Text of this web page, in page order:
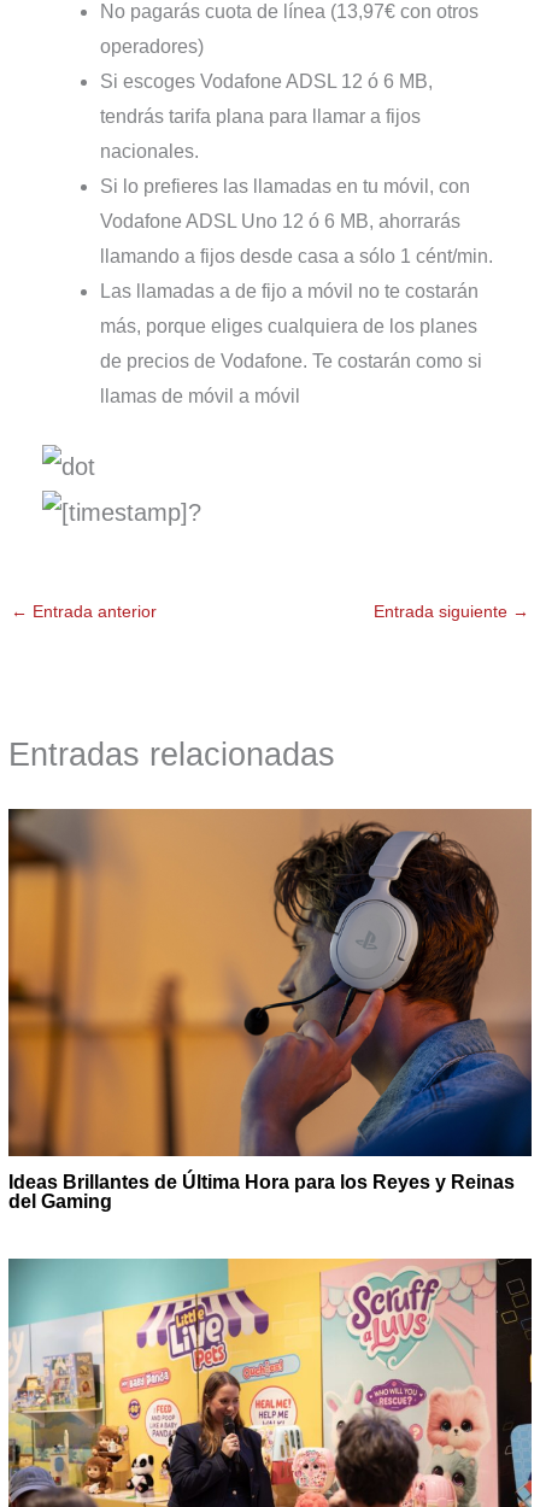
No pagarás cuota de línea (13,97€ con otros
operadores)
Si escoges Vodafone ADSL 12 ó 6 MB,
tendrás tarifa plana para llamar a fijos
nacionales.
Si lo prefieres las llamadas en tu móvil, con
Vodafone ADSL Uno 12 ó 6 MB, ahorrarás
llamando a fijos desde casa a sólo 1 cént/min.
Las llamadas a de fijo a móvil no te costarán
más, porque eliges cualquiera de los planes
de precios de Vodafone. Te costarán como si
llamas de móvil a móvil
← Entrada anterior Entrada siguiente →
Entradas relacionadas
Ideas Brillantes de Última Hora para los Reyes y Reinas
del Gaming